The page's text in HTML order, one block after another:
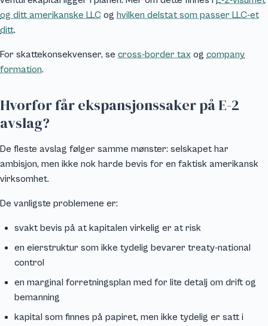
og ditt amerikanske LLC og hvilken delstat som passer LLC-et
ditt.
For skattekonsekvenser, se cross-border tax og company
formation.
Hvorfor får ekspansjonssaker på E-2
avslag?
De fleste avslag følger samme mønster: selskapet har
ambisjon, men ikke nok harde bevis for en faktisk amerikansk
virksomhet.
De vanligste problemene er:
svakt bevis på at kapitalen virkelig er at risk
en eierstruktur som ikke tydelig bevarer treaty-national
control
en marginal forretningsplan med for lite detalj om drift og
bemanning
kapital som finnes på papiret, men ikke tydelig er satt i